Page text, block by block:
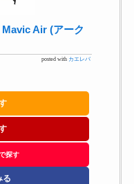
Mavic Air (アーク
posted with カエレバ
探す
る